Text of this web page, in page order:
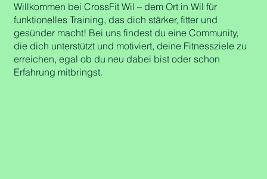
Willkommen bei CrossFit Wil – dem Ort in Wil für
funktionelles Training, das dich stärker, fitter und
gesünder macht! Bei uns findest du eine Community,
die dich unterstützt und motiviert, deine Fitnessziele zu
erreichen, egal ob du neu dabei bist oder schon
Erfahrung mitbringst.